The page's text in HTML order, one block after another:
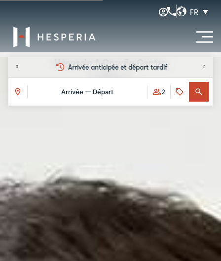
FR
ChambresServicesGalerieÉvénements Offres
Arrivée anticipée et départ tardif
Arrivée — Départ 2
Hesperia A Coruña Centro
Offres